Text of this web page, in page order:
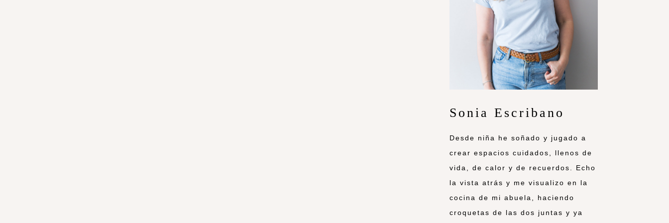
Sonia Escribano
Desde niña he soñado y jugado a
crear espacios cuidados, llenos de
vida, de calor y de recuerdos. Echo
la vista atrás y me visualizo en la
cocina de mi abuela, haciendo
croquetas de las dos juntas y ya